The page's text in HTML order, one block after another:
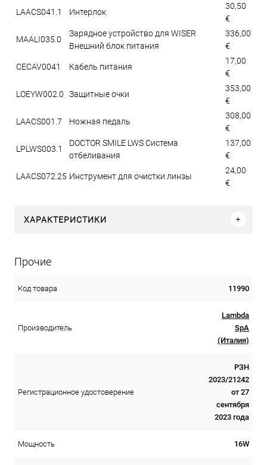
LAACS041.1 Интерлок
30,50
€
MAALI035.0
Зарядное устройство для WISER
Внешний блок питания
336,00
€
CECAV0041 Кабель питания
17,00
€
LOEYW002.0 Защитные очки
353,00
€
LAACS001.7 Ножная педаль
308,00
€
LPLWS003.1
DOCTOR SMILE LWS Система
отбеливания
137,00
€
LAACS072.25 Инструмент для очистки линзы
24,00
€
ХАРАКТЕРИСТИКИ
Прочие
Код товара 11990
Производитель
Lambda
SpA
(Италия)
Регистрационное удостоверение
РЗН
2023/21242
от 27
сентября
2023 года
Мощность 16W